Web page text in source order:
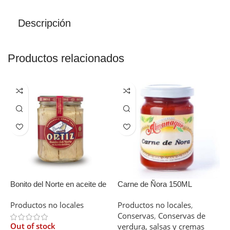
Descripción
Productos relacionados
Bonito del Norte en aceite de
Productos no locales
Out of stock
Carne de Ñora 150ML
Productos no locales,
Conservas, Conservas de
verdura, salsas y cremas